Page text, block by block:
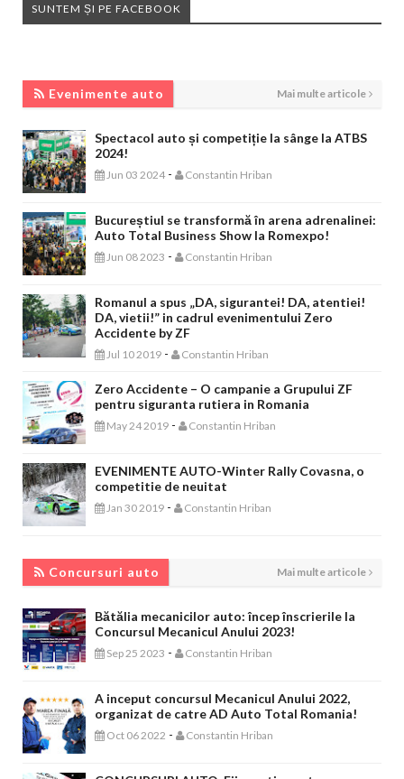
SUNTEM ȘI PE FACEBOOK
Evenimente auto Mai multe articole
Spectacol auto și competiție la sânge la ATBS
2024!
Jun 03 2024 - Constantin Hriban
Bucureștiul se transformă în arena adrenalinei:
Auto Total Business Show la Romexpo!
Jun 08 2023 - Constantin Hriban
Romanul a spus „DA, sigurantei! DA, atentiei!
DA, vietii!” in cadrul evenimentului Zero
Accidente by ZF
Jul 10 2019 - Constantin Hriban
Zero Accidente – O campanie a Grupului ZF
pentru siguranta rutiera in Romania
May 24 2019 - Constantin Hriban
EVENIMENTE AUTO-Winter Rally Covasna, o
competitie de neuitat
Jan 30 2019 - Constantin Hriban
Concursuri auto Mai multe articole
Bătălia mecanicilor auto: încep înscrierile la
Concursul Mecanicul Anului 2023!
Sep 25 2023 - Constantin Hriban
A inceput concursul Mecanicul Anului 2022,
organizat de catre AD Auto Total Romania!
Oct 06 2022 - Constantin Hriban